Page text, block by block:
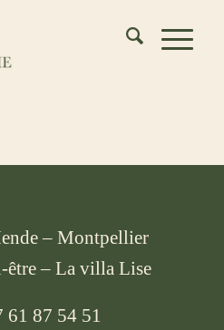
– Montpellier
être – La villa Lise
61 87 54 51